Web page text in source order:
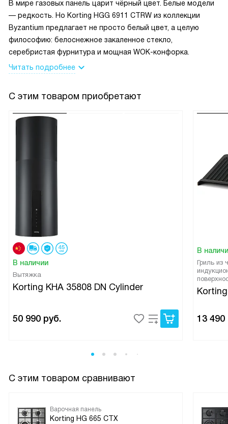
В мире газовых панель царит чёрный цвет. Белые модели
— редкость. Но Korting HGG 6911 CTRW из коллекции
Byzantium предлагает не просто белый цвет, а целую
философию: белоснежное закаленное стекло,
серебристая фурнитура и мощная WOK-конфорка.
Читать подробнее
С этим товаром приобретают
В наличии
Вытяжка
Korting KHA 35808 DN Cylinder
50 990 руб.
В
Гриль из
13 490
С этим товаром сравнивают
Варочная панель
Korting HG 665 CTX